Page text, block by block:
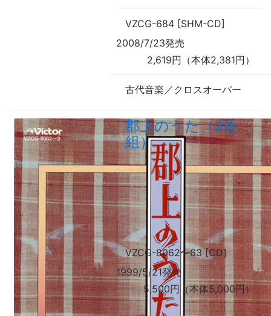
VZCG-684 [SHM-CD]
2008/7/23発売
2,619円（本体2,381円）
古代音楽／クロスオーバー
郡上のうた（2枚
組）
VZCG-8062〜63 [CD]
1999/5/21発売
5,500円（本体5,000円）